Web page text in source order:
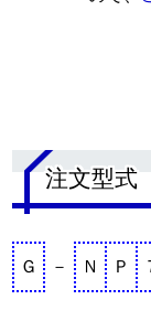
注文型式
Ｇ － Ｎ Ｐ